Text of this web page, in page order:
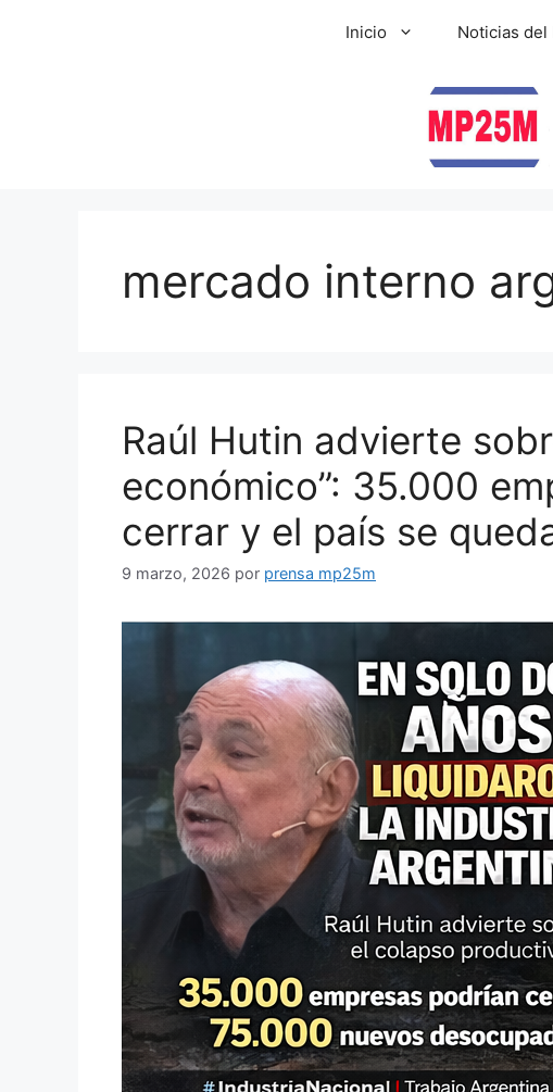
Inicio Noticias del
mercado interno
Raúl Hutin advierte
económico”: 35.000
cerrar y el país se
9 marzo, 2026 por prensa mp25m